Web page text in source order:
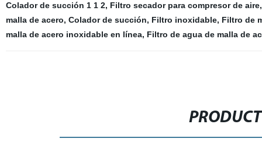
Colador de succión 1 1 2, Filtro secador para compresor de aire
malla de acero, Colador de succión, Filtro inoxidable, Filtro de
malla de acero inoxidable en línea, Filtro de agua de malla de